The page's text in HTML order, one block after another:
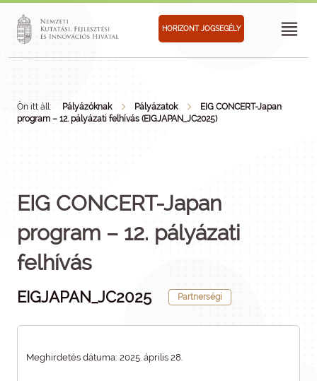
HORIZONT JOGSEGÉLY
Ön itt áll: Pályázóknak Pályázatok
EIG CONCERT-Japan
program – 12. pályázati felhívás (EIGJAPAN_JC2025)
EIG CONCERT-Japan
program – 12. pályázati
felhívás
EIGJAPAN_JC2025 Partnerségi
Meghirdetés dátuma: 2025. április 28.